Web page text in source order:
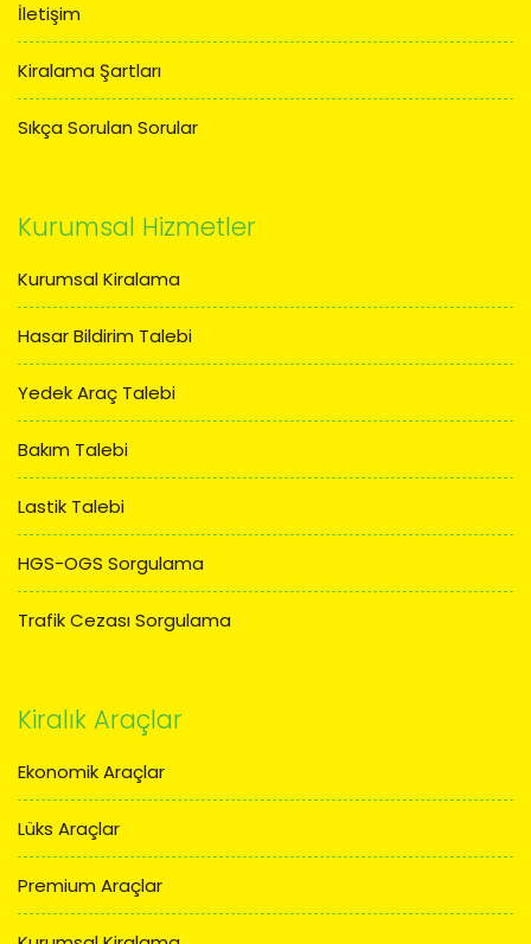
İletişim
Kiralama Şartları
Sıkça Sorulan Sorular
Kurumsal Hizmetler
Kurumsal Kiralama
Hasar Bildirim Talebi
Yedek Araç Talebi
Bakım Talebi
Lastik Talebi
HGS-OGS Sorgulama
Trafik Cezası Sorgulama
Kiralık Araçlar
Ekonomik Araçlar
Lüks Araçlar
Premium Araçlar